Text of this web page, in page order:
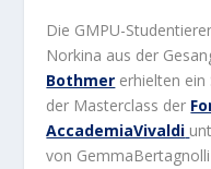
Die GMPU-
Norkina aus der
Bothmer erhielten
der Masterclass der
AccademiaVivaldi
von